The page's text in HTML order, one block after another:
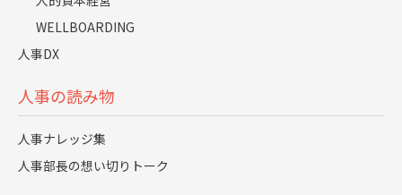
WELLBOARDING
人事DX
人事の読み物
人事ナレッジ集
人事部長の想い切りトーク
うな影響・問題点がある？